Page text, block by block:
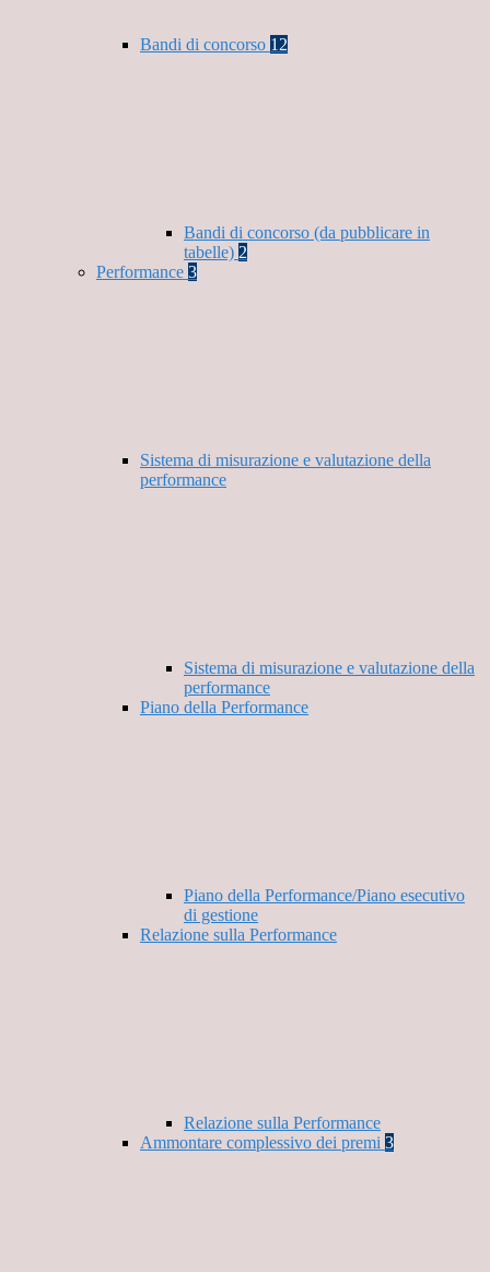
Bandi di concorso 12
Bandi di concorso (da pubblicare in
tabelle) 2
Performance 3
Sistema di misurazione e valutazione della
performance
Sistema di misurazione e valutazione della
performance
Piano della Performance
Piano della Performance/Piano esecutivo
di gestione
Relazione sulla Performance
Relazione sulla Performance
Ammontare complessivo dei premi 3